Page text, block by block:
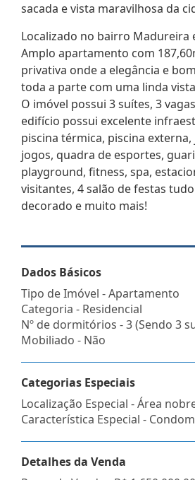
sacada e vista maravilhosa da
Localizado no bairro Madureira
Amplo apartamento com
privativa onde a elegância e
toda a parte com uma linda
O imóvel possui 3 suítes, 3
edifício possui excelente
piscina térmica, piscina externa,
jogos, quadra de esportes,
playground, fitness, spa,
visitantes, 4 salão de festas
decorado e muito mais!
Dados Básicos
Tipo de Imóvel - Apartamento
Categoria - Residencial
Nº de dormitórios - 3 (Sendo 3
Mobiliado - Não
Categorias Especiais
Localização Especial - Área
Característica Especial -
Detalhes da Venda